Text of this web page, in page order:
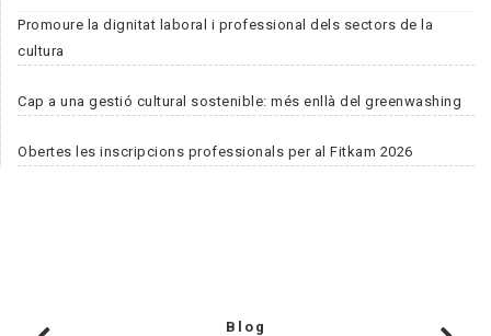
Promoure la dignitat laboral i professional dels sectors de la
cultura
Cap a una gestió cultural sostenible: més enllà del greenwashing
Obertes les inscripcions professionals per al Fitkam 2026
Blog